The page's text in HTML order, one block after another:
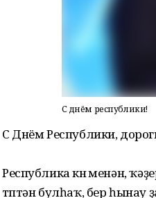
С днём республики!
С Днём Республики,
Республика көнө менән,
төптән булһаҡ, бер һынау